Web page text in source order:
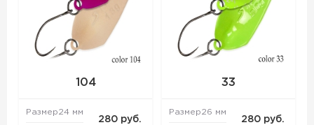
104
Размер24 мм
280 руб.
33
Размер26 мм
280 руб.